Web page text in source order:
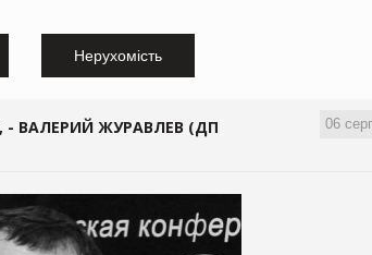
Нерухомість
06
- ВАЛЕРИЙ ЖУРАВЛЕВ (ДП